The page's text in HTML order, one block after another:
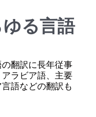
る言語
翻訳に長年従事
ラビア語、主要
語などの翻訳も